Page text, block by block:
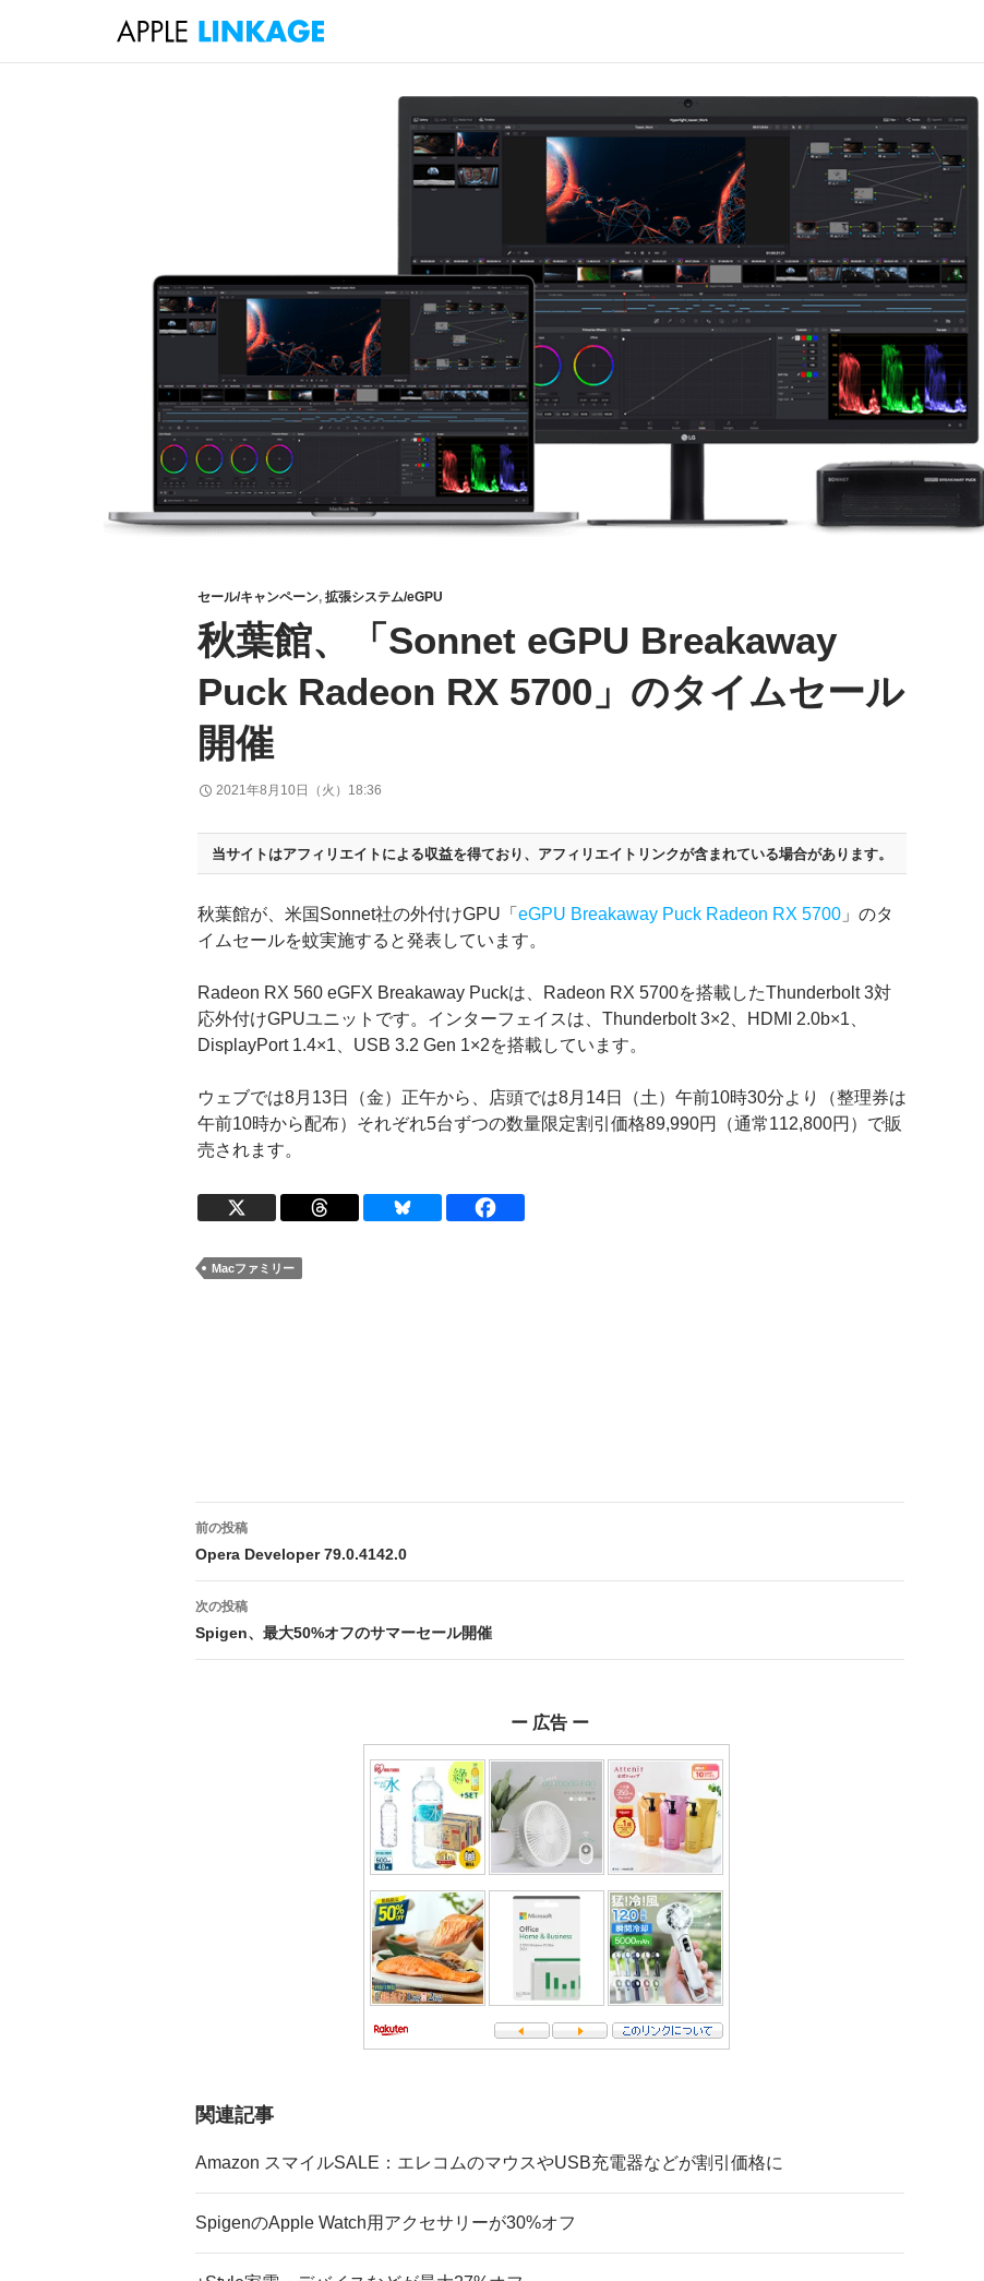
セール/キャンペーン,拡張システム/eGPU
秋葉館、「Sonnet eGPU Breakaway
Puck Radeon RX 5700」のタイムセール
開催
2021年8月10日（火）18:36
当サイトはアフィリエイトによる収益を得ており、 アフィリエイトリンクが含まれている場合があります。
秋葉館が、米国Sonnet社の外付けGPU「eGPU Breakaway Puck Radeon RX 5700 」のタ
イムセールを蚊実施すると発表しています。
Radeon RX 560 eGFX Breakaway Puckは、Radeon RX 5700を搭載したThunderbolt 3対
応外付けGPUユニットです。インターフェイスは、Thunderbolt 3×2、HDMI 2.0b×1、
DisplayPort 1.4×1、USB 3.2 Gen 1×2を搭載しています。
ウェブでは8月13日（金）正午から、店頭では8月14日（土）午前10時30分より（整理券は
午前10時から配布）それぞれ5台ずつの数量限定割引価格89,990円（通常112,800円）で販
売されます。
Macファミリー
投
稿
ナ
ビ
前の投稿
Opera Developer 79.0.4142.0
次の投稿
Spigen、最大50%オフのサマーセール開催
ー 広告 ー
関連記事
Amazon スマイルSALE：エレコムのマウスやUSB充電器などが割引価格に
SpigenのApple Watch用アクセサリーが30%オフ